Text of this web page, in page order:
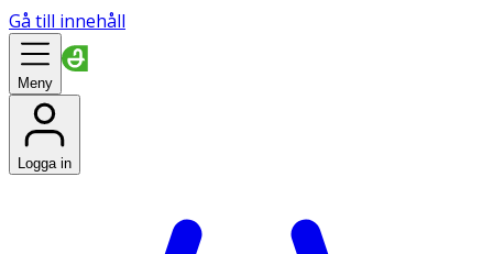
Gå till innehåll
Meny
Logga in